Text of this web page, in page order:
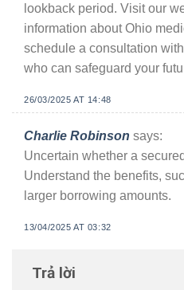
lookback period. Visit our
information about Ohio
schedule a consultation
who can safeguard your
26/03/2025 AT 14:48
Charlie Robinson says:
Uncertain whether a
Understand the benefits,
larger borrowing amounts.
13/04/2025 AT 03:32
Trả lời